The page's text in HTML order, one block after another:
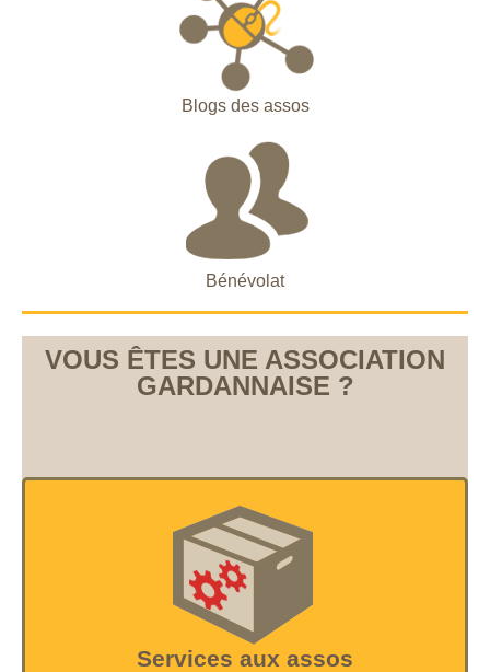
Blogs des assos
Bénévolat
VOUS ÊTES UNE ASSOCIATION
GARDANNAISE ?
Services aux assos